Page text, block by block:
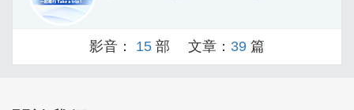
影音： 15 部 文章： 39 篇